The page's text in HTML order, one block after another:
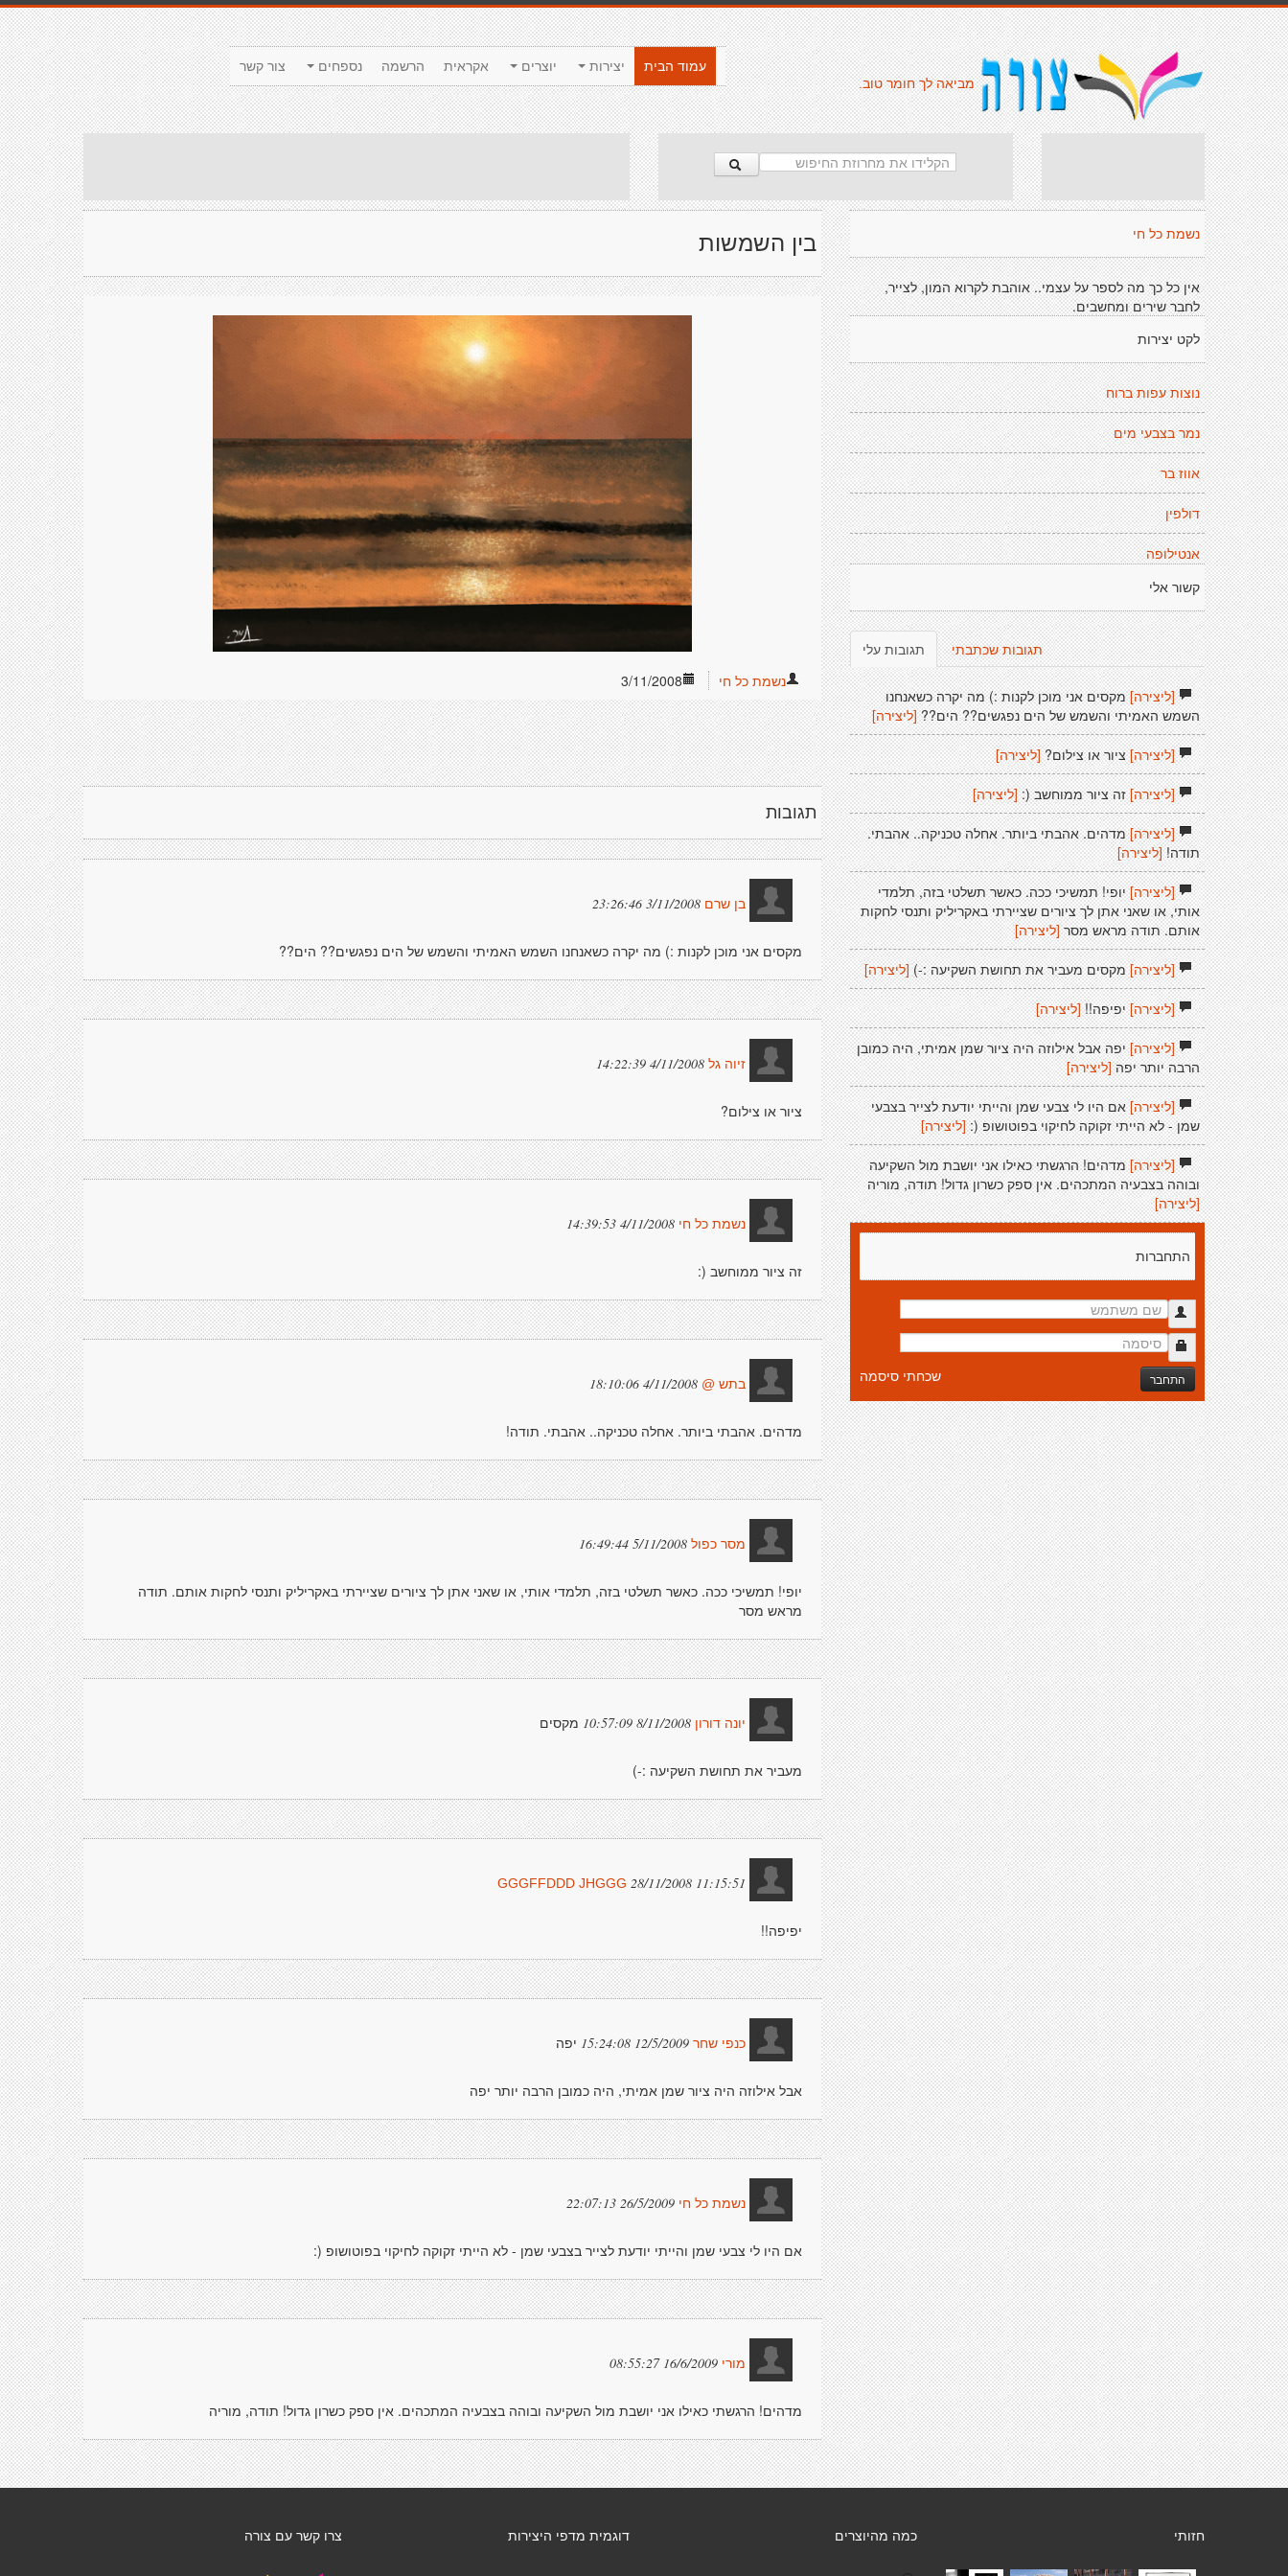
צור קשר נספחים הרשמה אקראית יוצרים יצירות
עמוד הבית
מביאה לך חומר טוב.
בין השמשות
3/11/2008 נשמת כל חי
תגובות
בן שרם 3/11/2008 23:26:46
מקסים אני מוכן לקנות :) מה יקרה כשאנחנו השמש האמיתי והשמש של הים נפגשים?? הים??
זיוה גל 4/11/2008 14:22:39
ציור או צילום?
נשמת כל חי 4/11/2008 14:39:53
זה ציור ממוחשב (:
בתש @ 4/11/2008 18:10:06
מדהים. אהבתי ביותר. אחלה טכניקה.. אהבתי. תודה!
מסר כפול 5/11/2008 16:49:44
יופי! תמשיכי ככה. כאשר תשלטי בזה, תלמדי אותי, או שאני אתן לך ציורים שציירתי באקריליק ותנסי לחקות אותם. תודה
מראש מסר
יונה דורון 8/11/2008 10:57:09 מקסים
מעביר את תחושת השקיעה :-)
GGGFFDDD JHGGG 28/11/2008 11:15:51
יפיפה!!
כנפי שחר 12/5/2009 15:24:08 יפה
אבל אילוזה היה ציור שמן אמיתי, היה כמובן הרבה יותר יפה
נשמת כל חי 26/5/2009 22:07:13
אם היו לי צבעי שמן והייתי יודעת לצייר בצבעי שמן - לא הייתי זקוקה לחיקוי בפוטושופ (:
מורי 16/6/2009 08:55:27
מדהים! הרגשתי כאילו אני יושבת מול השקיעה ובוהה בצבעיה המתכהים. אין ספק כשרון גדול! תודה, מוריה
נשמת כל חי
אין כל כך מה לספר על עצמי.. אוהבת לקרוא המון, לצייר,
לחבר שירים ומחשבים.
לקט יצירות
נוצות עפות ברוח
נמר בצבעי מים
אווז בר
דולפין
אנטילופה
קשור אלי
תגובות עלי תגובות שכתבתי
[ליצירה]מקסים אני מוכן לקנות :) מה יקרה כשאנחנו
השמש האמיתי והשמש של הים נפגשים?? הים?? [ליצירה]
[ליצירה]ציור או צילום?[ליצירה]
[ליצירה]זה ציור ממוחשב (: [ליצירה]
[ליצירה]מדהים. אהבתי ביותר. אחלה טכניקה.. אהבתי.
תודה! [ליצירה]
[ליצירה]יופי! תמשיכי ככה. כאשר תשלטי בזה, תלמדי
אותי, או שאני אתן לך ציורים שציירתי באקריליק ותנסי לחקות
אותם. תודה מראש מסר [ליצירה]
[ליצירה]מקסים מעביר את תחושת השקיעה :-) [ליצירה]
[ליצירה]יפיפה!![ליצירה]
[ליצירה]יפה אבל אילוזה היה ציור שמן אמיתי, היה כמובן
הרבה יותר יפה [ליצירה]
[ליצירה]אם היו לי צבעי שמן והייתי יודעת לצייר בצבעי
שמן - לא הייתי זקוקה לחיקוי בפוטושופ (: [ליצירה]
[ליצירה]מדהים! הרגשתי כאילו אני יושבת מול השקיעה
ובוהה בצבעיה המתכהים. אין ספק כשרון גדול! תודה, מוריה
[ליצירה]
התחברות
התחבר שכחתי סיסמה
צרו קשר עם צורה דוגמית מדפי היצירות כמה מהיוצרים חזותי